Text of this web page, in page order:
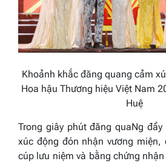
Khoảnh khắc đăng quang cảm
Hoa hậu Thương hiệu Việt Nam
Huệ
Trong giây phút đăng quaNg
xúc động đón nhận vương miện,
cúp lưu niệm và bằng chứng